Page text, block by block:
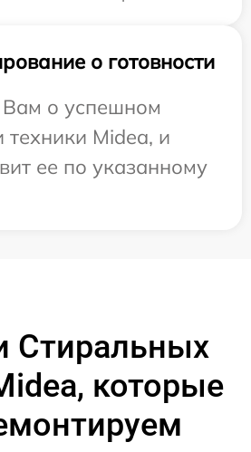
о готовности
о успешном
техники Midea, и
ее по указанному
Стиральных
которые